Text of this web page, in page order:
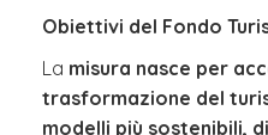
Obiettivi del Fondo
La misura nasce per
trasformazione del
modelli più sostenibili,